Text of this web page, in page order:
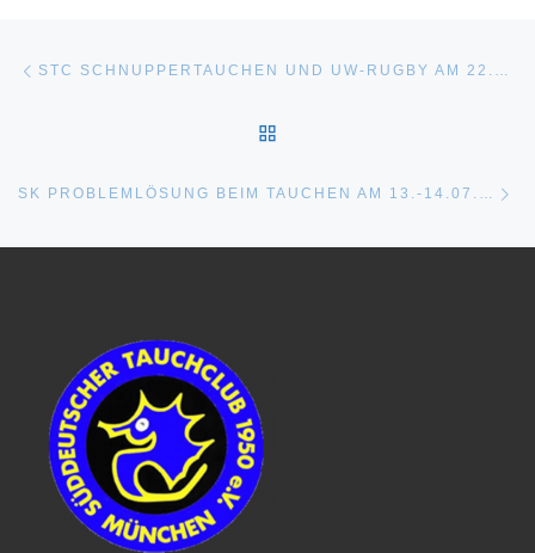
STC SCHNUPPERTAUCHEN UND UW-RUGBY AM 22.06.2019 AM LANGWIEDER SEE
SK PROBLEMLÖSUNG BEIM TAUCHEN AM 13.-14.07.2019